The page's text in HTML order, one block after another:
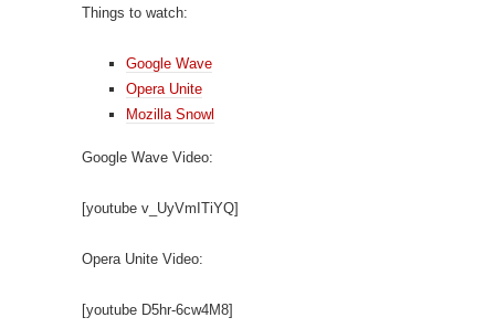
Things to watch:
Google Wave
Opera Unite
Mozilla Snowl
Google Wave Video:
[youtube v_UyVmITiYQ]
Opera Unite Video:
[youtube D5hr-6cw4M8]